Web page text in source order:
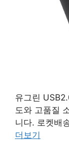
유그린
도와 고품질
니다. 로켓배
더보기